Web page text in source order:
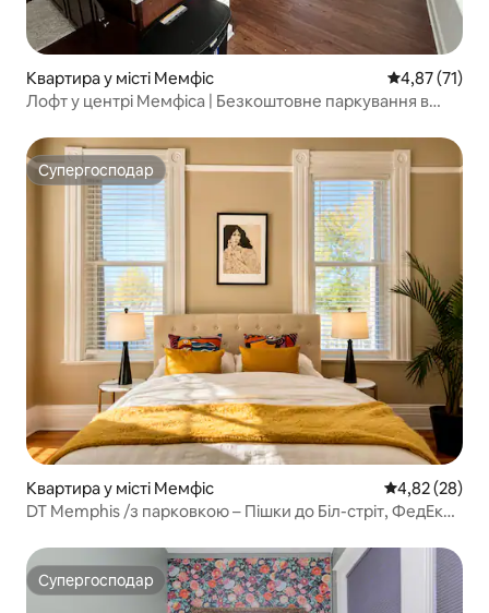
Квартира у місті Мемфіс Середня
4,87 (71)
Лофт у центрі Мемфіса | Безкоштовне паркування в
Супергосподар
Супергосподар
Квартира у місті Мемфіс Середня
4,82 (28)
DT Memphis /з парковкою – Пішки до Біл-стріт, ФедЕкс-
Супергосподар
Супергосподар